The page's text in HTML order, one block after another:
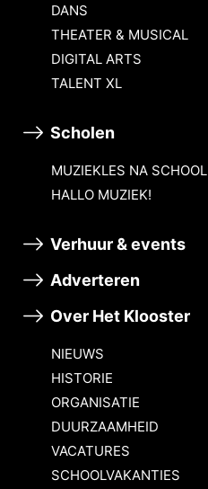
DANS
THEATER & MUSICAL
DIGITAL ARTS
TALENT XL
Scholen
MUZIEKLES NA SCHOOL
HALLO MUZIEK!
Verhuur & events
Adverteren
Over Het Klooster
NIEUWS
HISTORIE
ORGANISATIE
DUURZAAMHEID
VACATURES
SCHOOLVAKANTIES